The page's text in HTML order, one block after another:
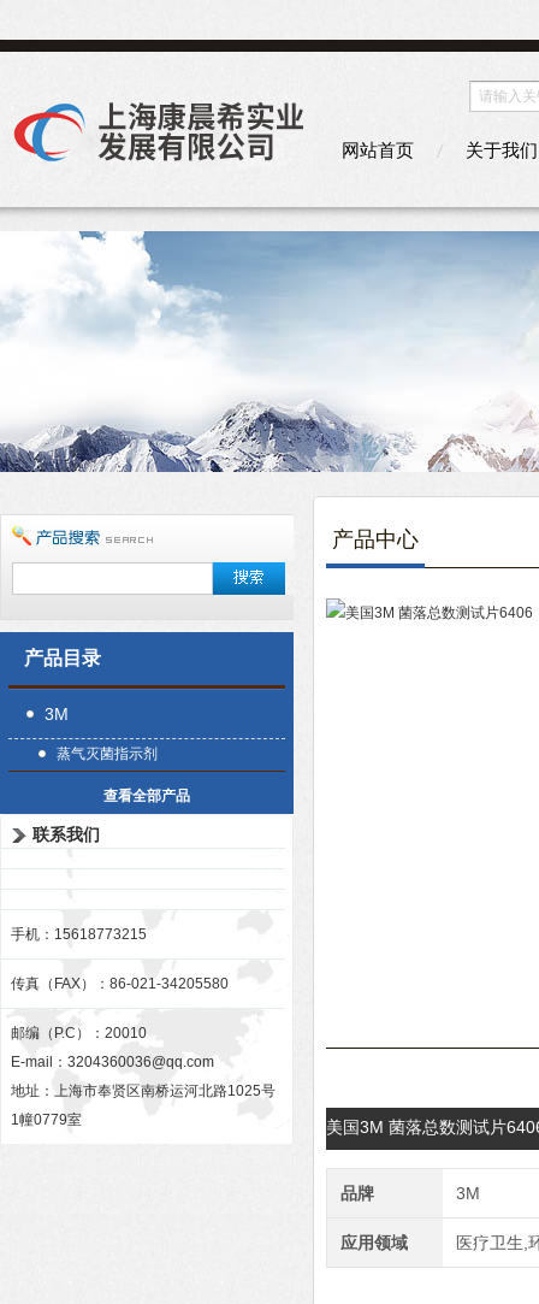
网站首页 关于我们
产品目录
3M
蒸气灭菌指示剂
查看全部产品
联系我们
手机：15618773215
传真（FAX）：86-021-34205580
邮编（P.C）：20010
E-mail： 3204360036@qq.com
地址：上海市奉贤区南桥运河北路1025号
1幢0779室
产品中心
美国3M 菌落总数测试片
品牌 3M
应用领域 医疗卫生,